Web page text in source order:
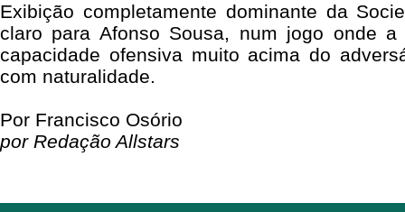
Exibição completamente dominante da
claro para Afonso Sousa, num jogo onde
capacidade ofensiva muito acima do
com naturalidade.
Por Francisco Osório
por Redação Allstars